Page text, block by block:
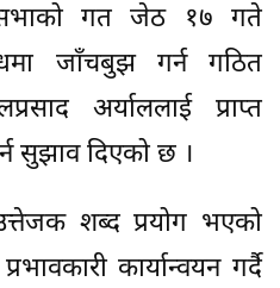
गत जेठ १७ गते
जाँचबुझ गर्न गठित
अर्याललाई प्राप्त
सुझाव दिएको छ ।
शब्द प्रयोग भएको
कार्यान्वयन गर्दै